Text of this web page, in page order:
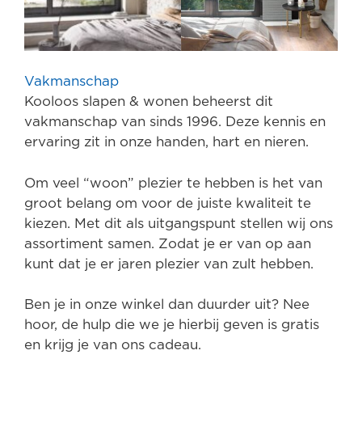
Vakmanschap
Kooloos slapen & wonen beheerst dit
vakmanschap van sinds 1996. Deze kennis en
ervaring zit in onze handen, hart en nieren.
Om veel “woon” plezier te hebben is het van
groot belang om voor de juiste kwaliteit te
kiezen. Met dit als uitgangspunt stellen wij ons
assortiment samen. Zodat je er van op aan
kunt dat je er jaren plezier van zult hebben.
Ben je in onze winkel dan duurder uit? Nee
hoor, de hulp die we je hierbij geven is gratis
en krijg je van ons cadeau.